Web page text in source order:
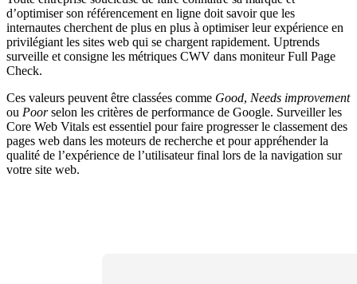
d’optimiser son référencement en ligne doit savoir que les
internautes cherchent de plus en plus à optimiser leur expérience en
privilégiant les sites web qui se chargent rapidement. Uptrends
surveille et consigne les métriques CWV dans moniteur Full Page
Check.
Ces valeurs peuvent être classées comme Good, Needs improvement
ou Poorselon les critères de performance de Google. Surveiller les
Core Web Vitals est essentiel pour faire progresser le classement des
pages web dans les moteurs de recherche et pour appréhender la
qualité de l’expérience de l’utilisateur final lors de la navigation sur
votre site web.